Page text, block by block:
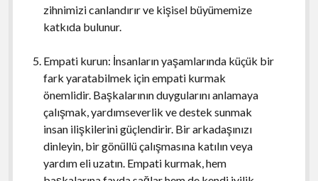
zihnimizi canlandırır ve kişisel büyümemize
katkıda bulunur.
Empati kurun: İnsanların yaşamlarında küçük bir
fark yaratabilmek için empati kurmak
önemlidir. Başkalarının duygularını anlamaya
çalışmak, yardımseverlik ve destek sunmak
insan ilişkilerini güçlendirir. Bir arkadaşınızı
dinleyin, bir gönüllü çalışmasına katılın veya
yardım eli uzatın. Empati kurmak, hem